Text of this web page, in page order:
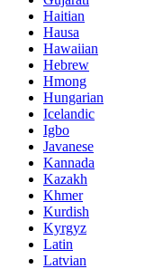
Haitian
Hausa
Hawaiian
Hebrew
Hmong
Hungarian
Icelandic
Igbo
Javanese
Kannada
Kazakh
Khmer
Kurdish
Kyrgyz
Latin
Latvian